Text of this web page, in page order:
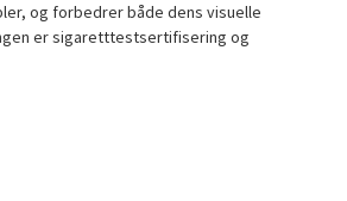
og forbedrer både dens visuelle
er sigaretttestsertifisering og